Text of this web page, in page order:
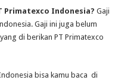
Primatexco Indonesia? Gaji
Gaji ini juga belum
di berikan PT Primatexco
bisa kamu baca di